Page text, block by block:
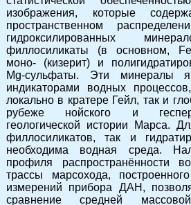
изображения, которые
пространственном
гидроксилированных
филлосиликаты (в основном,
моно- (кизерит) и
Mg-сульфаты. Эти минералы
индикаторами водных
локально в кратере Гейл, так и
рубеже нойского и
геологической истории Марса.
филлосиликатов, так и
необходима водная среда.
профиля распространённости
трассы марсохода,
измерений прибора ДАН,
сравнение средней